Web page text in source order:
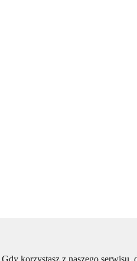
Gdy korzystasz z naszego